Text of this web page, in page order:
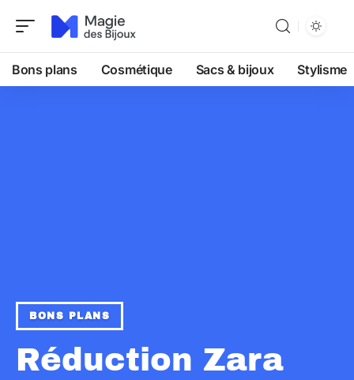
Bons plans Cosmétique Sacs & bijoux Stylisme
BONS PLANS
Réduction Zara